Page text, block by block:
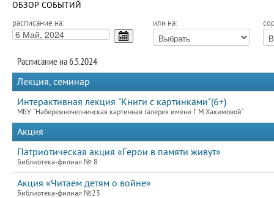
ОБЗОР СОБЫТИЙ
расписание на: или на:
Расписание на 6.5.2024
Лекция, семинар
Интерактивная лекция "Книги с картинками"(6+)
МБУ "Набережночелнинская картинная галерея имени Г.М.Хакимовой"
Акция
Патриотическая акция «Герои в памяти живут»
Библиотека-филиал № 8
Акция «Читаем детям о войне»
Библиотека-филиал №23